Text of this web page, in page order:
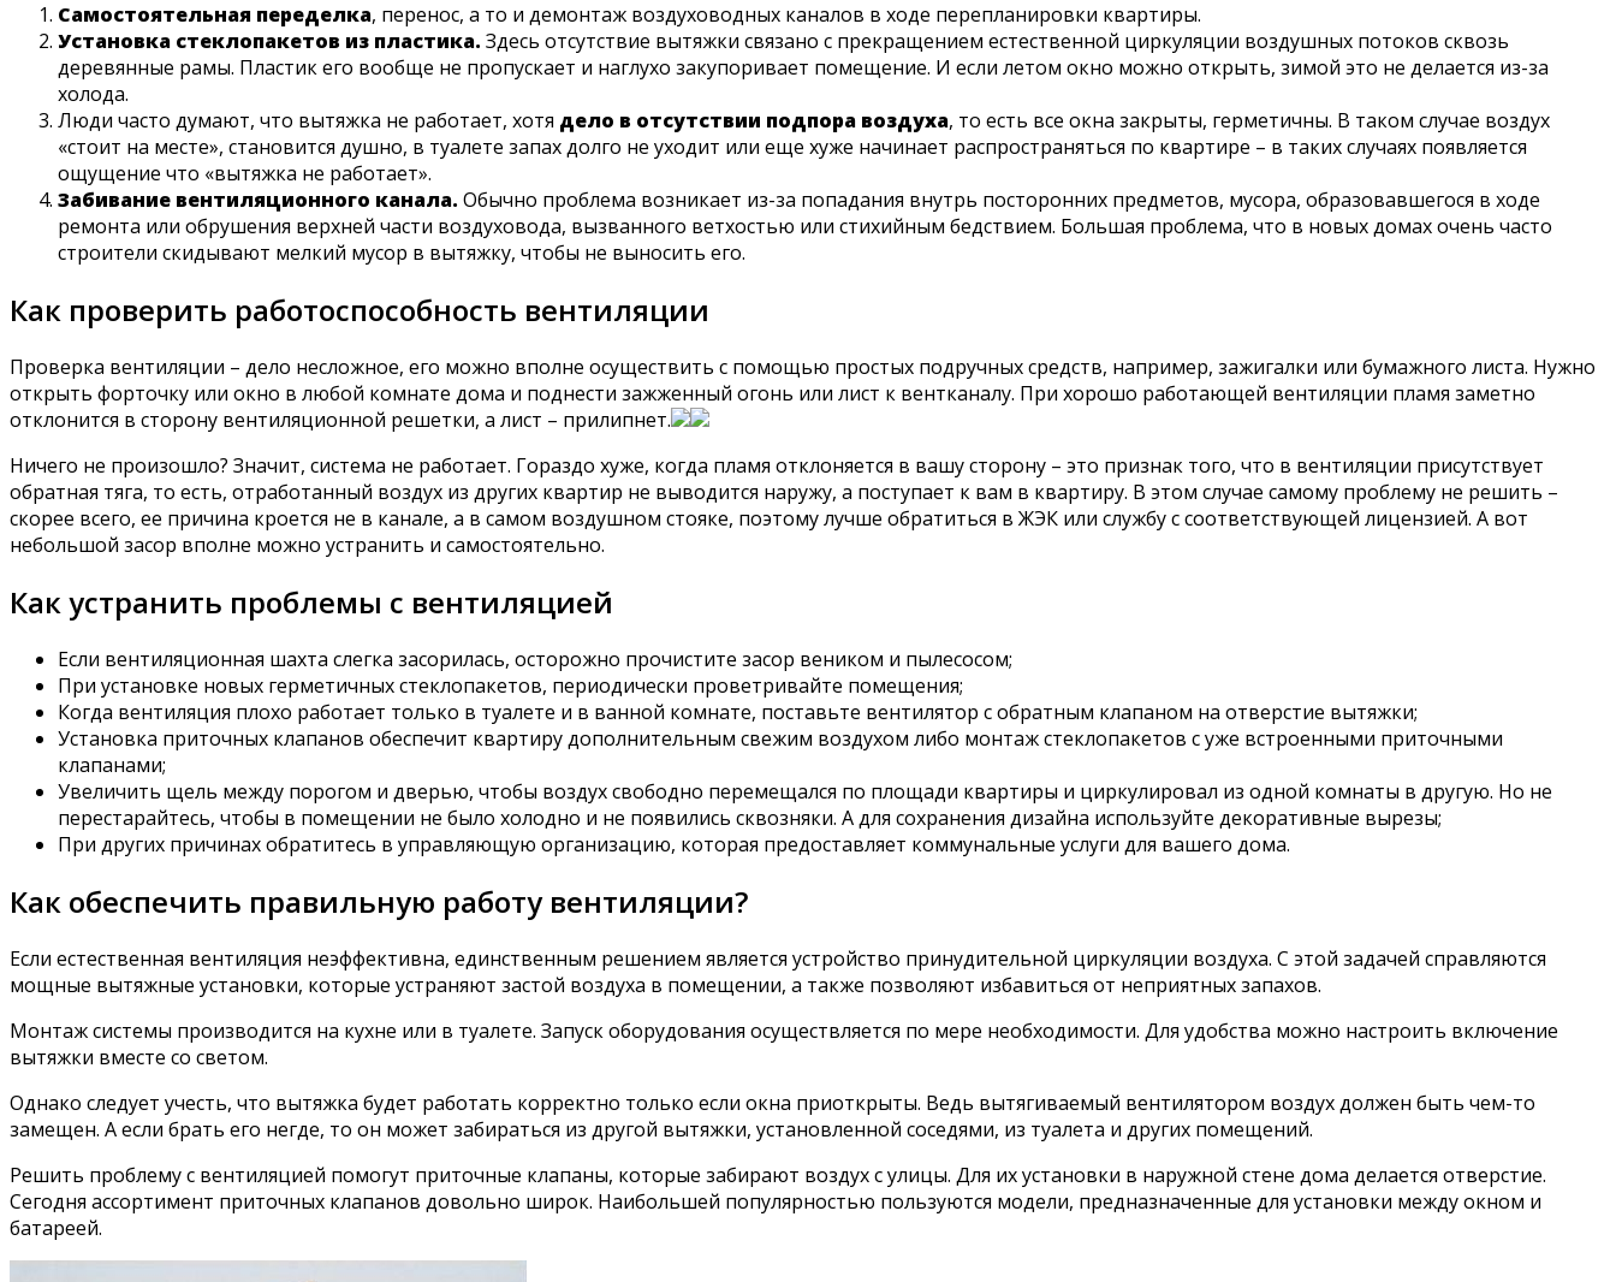
Самостоятельная переделка, перенос, а то и демонтаж воздуховодных каналов в ходе перепланировки квартиры.
Установка стеклопакетов из пластика. Здесь отсутствие вытяжки связано с прекращением естественной циркуляции воздушных потоков сквозь
деревянные рамы. Пластик его вообще не пропускает и наглухо закупоривает помещение. И если летом окно можно открыть, зимой это не делается из-за
холода.
Люди часто думают, что вытяжка не работает, хотя дело в отсутствии подпора воздуха, то есть все окна закрыты, герметичны. В таком случае воздух
«стоит на месте», становится душно, в туалете запах долго не уходит или еще хуже начинает распространяться по квартире – в таких случаях появляется
ощущение что «вытяжка не работает».
Забивание вентиляционного канала. Обычно проблема возникает из-за попадания внутрь посторонних предметов, мусора, образовавшегося в ходе
ремонта или обрушения верхней части воздуховода, вызванного ветхостью или стихийным бедствием. Большая проблема, что в новых домах очень часто
строители скидывают мелкий мусор в вытяжку, чтобы не выносить его.
Как проверить работоспособность вентиляции
Проверка вентиляции – дело несложное, его можно вполне осуществить с помощью простых подручных средств, например, зажигалки или бумажного листа. Нужно
открыть форточку или окно в любой комнате дома и поднести зажженный огонь или лист к вентканалу. При хорошо работающей вентиляции пламя заметно
отклонится в сторону вентиляционной решетки, а лист – прилипнет.
Ничего не произошло? Значит, система не работает. Гораздо хуже, когда пламя отклоняется в вашу сторону – это признак того, что в вентиляции присутствует
обратная тяга, то есть, отработанный воздух из других квартир не выводится наружу, а поступает к вам в квартиру. В этом случае самому проблему не решить –
скорее всего, ее причина кроется не в канале, а в самом воздушном стояке, поэтому лучше обратиться в ЖЭК или службу с соответствующей лицензией. А вот
небольшой засор вполне можно устранить и самостоятельно.
Как устранить проблемы с вентиляцией
Если вентиляционная шахта слегка засорилась, осторожно прочистите засор веником и пылесосом;
При установке новых герметичных стеклопакетов, периодически проветривайте помещения;
Когда вентиляция плохо работает только в туалете и в ванной комнате, поставьте вентилятор с обратным клапаном на отверстие вытяжки;
Установка приточных клапанов обеспечит квартиру дополнительным свежим воздухом либо монтаж стеклопакетов с уже встроенными приточными
клапанами;
Увеличить щель между порогом и дверью, чтобы воздух свободно перемещался по площади квартиры и циркулировал из одной комнаты в другую. Но не
перестарайтесь, чтобы в помещении не было холодно и не появились сквозняки. А для сохранения дизайна используйте декоративные вырезы;
При других причинах обратитесь в управляющую организацию, которая предоставляет коммунальные услуги для вашего дома.
Как обеспечить правильную работу вентиляции?
Если естественная вентиляция неэффективна, единственным решением является устройство принудительной циркуляции воздуха. С этой задачей справляются
мощные вытяжные установки, которые устраняют застой воздуха в помещении, а также позволяют избавиться от неприятных запахов.
Монтаж системы производится на кухне или в туалете. Запуск оборудования осуществляется по мере необходимости. Для удобства можно настроить включение
вытяжки вместе со светом.
Однако следует учесть, что вытяжка будет работать корректно только если окна приоткрыты. Ведь вытягиваемый вентилятором воздух должен быть чем-то
замещен. А если брать его негде, то он может забираться из другой вытяжки, установленной соседями, из туалета и других помещений.
Решить проблему с вентиляцией помогут приточные клапаны, которые забирают воздух с улицы. Для их установки в наружной стене дома делается отверстие.
Сегодня ассортимент приточных клапанов довольно широк. Наибольшей популярностью пользуются модели, предназначенные для установки между окном и
батареей.